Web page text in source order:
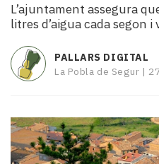
turisme
Cultura
Esports
Mai
tant!
i
mitjans
El
L’ajuntament assegura
litres d’aigua cada segon
PALLARS DIGITAL
La Pobla de Segur |